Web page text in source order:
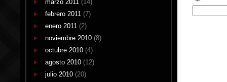
marzo 2011 (14)
febrero 2011 (7)
enero 2011 (2)
noviembre 2010 (8)
octubre 2010 (4)
agosto 2010 (12)
julio 2010 (20)